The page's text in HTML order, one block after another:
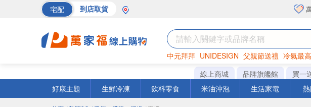
宅配 到店取貨
中元拜拜 UNIDESIGN 父親節送禮 冷氣最
罐頭 海苔 洋芋片
線上商城 品牌旗艦館 買一
好康主題
生鮮冷凍 飲料零食 米油沖泡 生活家電